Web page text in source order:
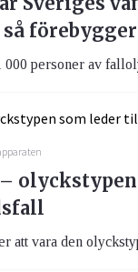
personer av
att vara den